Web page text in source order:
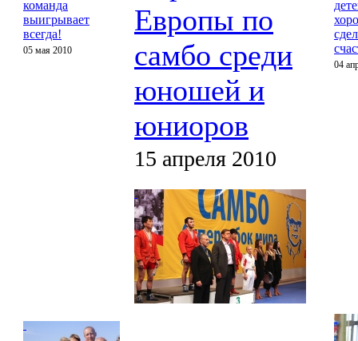
команда
выигрывает
всегда!
05 мая 2010
Европы по
самбо среди
юношей и
юниоров
15 апреля 2010
04